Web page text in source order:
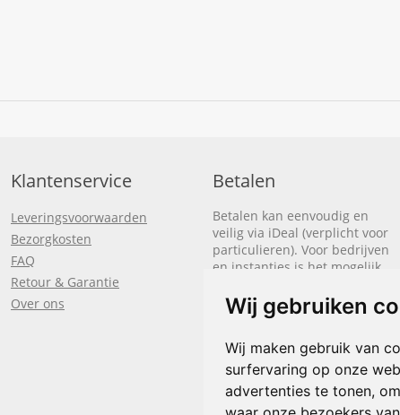
Wij gebruiken
Wij maken gebruik van
surfervaring op onze
advertenties te tonen,
Klantenservice
Leveringsvoorwaarden
Bezorgkosten
FAQ
Retour & Garantie
Over ons
Betalen
Betalen kan eenvoudig en
veilig via iDeal (verplicht voor
particulieren). Voor bedrijven
en instanties is het mogelijk
We sturen je dan een factuur
nadat de bestelling is
Klik hier om meer te lezen of
bel+31(0)318 618 121